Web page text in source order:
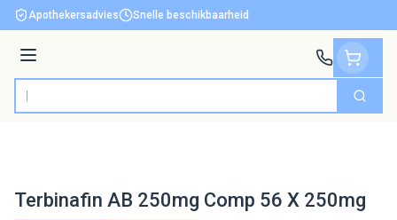
Ga naar de inhoud
Apothekersadvies Snelle beschikbaarheid
Menu
Product, merk, categorie... Zoek
Terbinafin AB 250mg Comp 56 X 250mg